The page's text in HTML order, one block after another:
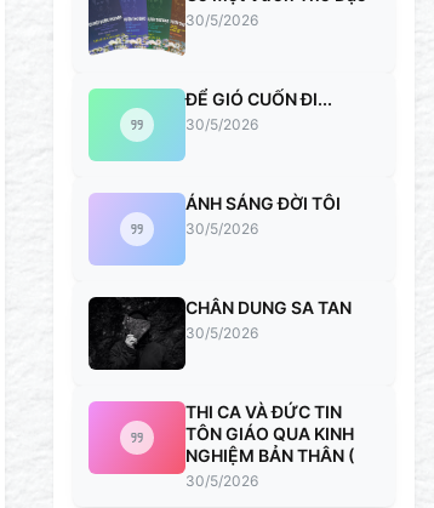
30/5/2026
ĐỂ GIÓ CUỐN ĐI...
30/5/2026
ÁNH SÁNG ĐỜI TÔI
30/5/2026
CHÂN DUNG SA TAN
30/5/2026
THI CA VÀ ĐỨC TIN
TÔN GIÁO QUA KINH
NGHIỆM BẢN THÂN (
30/5/2026